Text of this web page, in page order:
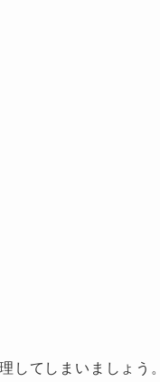
してしまいましょう。